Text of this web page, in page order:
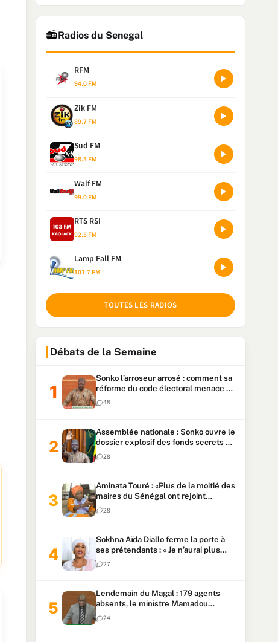
📻Radios du Senegal
RFM
94.0 FM
Zik FM
89.7 FM
Sud FM
98.5 FM
Walf FM
99.0 FM
RTS RSI
92.5 FM
Lamp Fall FM
101.7 FM
TOUTES LES RADIOS
Débats de la Semaine
Sonko l’arroseur arrosé : comment sa
réforme du code électoral menace sa
candidature
48
Assemblée nationale : Sonko ouvre le
dossier explosif des fonds secrets et
du patrimoine présidentiel
28
Aminata Touré : «Plus de la moitié des
maires du Sénégal ont rejoint
Kiiraay»
28
Sokhna Aïda Diallo ferme la porte à
ses prétendants : « Je n’aurai plus
jamais un autre mari »
27
Lendemain du Magal : 179 agents
absents, le ministre Mamadou
Lamine Dianté exige des explications
24